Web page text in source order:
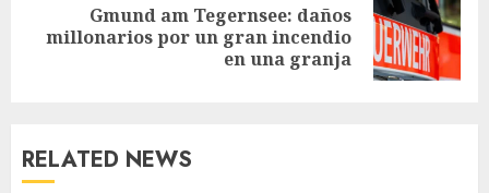
Gmund am Tegernsee: daños
millonarios por un gran incendio
en una granja
RELATED NEWS